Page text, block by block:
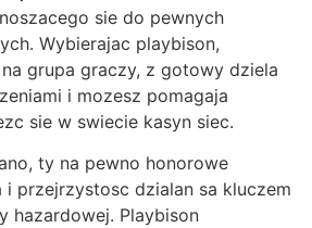
sie do pewnych
Wybierajac playbison,
grupa graczy, z gotowy dziela
i mozesz pomagaja
sie w swiecie kasyn siec.
ty na pewno honorowe
przejrzystosc dzialan sa kluczem
hazardowej. Playbison